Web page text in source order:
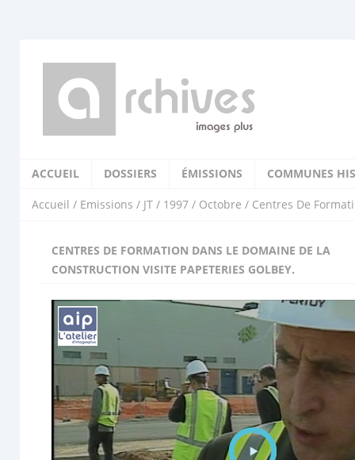
ACCUEIL DOSSIERS ÉMISSIONS COMMUNES
Accueil / Emissions / JT / 1997 / Octobre / Centres De
CENTRES DE FORMATION DANS LE DOMAINE DE LA
CONSTRUCTION VISITE PAPETERIES GOLBEY.